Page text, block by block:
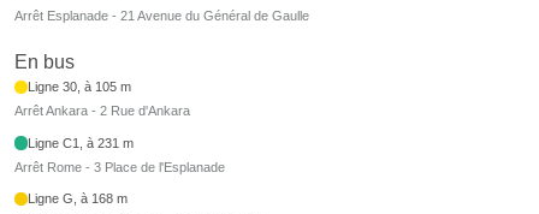
Arrêt Esplanade - 21 Avenue du Général de Gaulle
En bus
Ligne 30, à 105 m
Arrêt Ankara - 2 Rue d'Ankara
Ligne C1, à 231 m
Arrêt Rome - 3 Place de l'Esplanade
Ligne G, à 168 m